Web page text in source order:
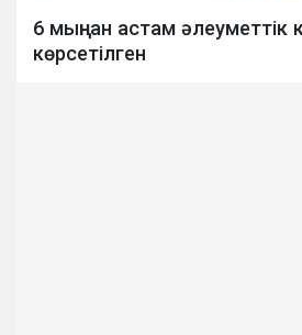
6 мыңнан астам әлеуметтік
көрсетілген